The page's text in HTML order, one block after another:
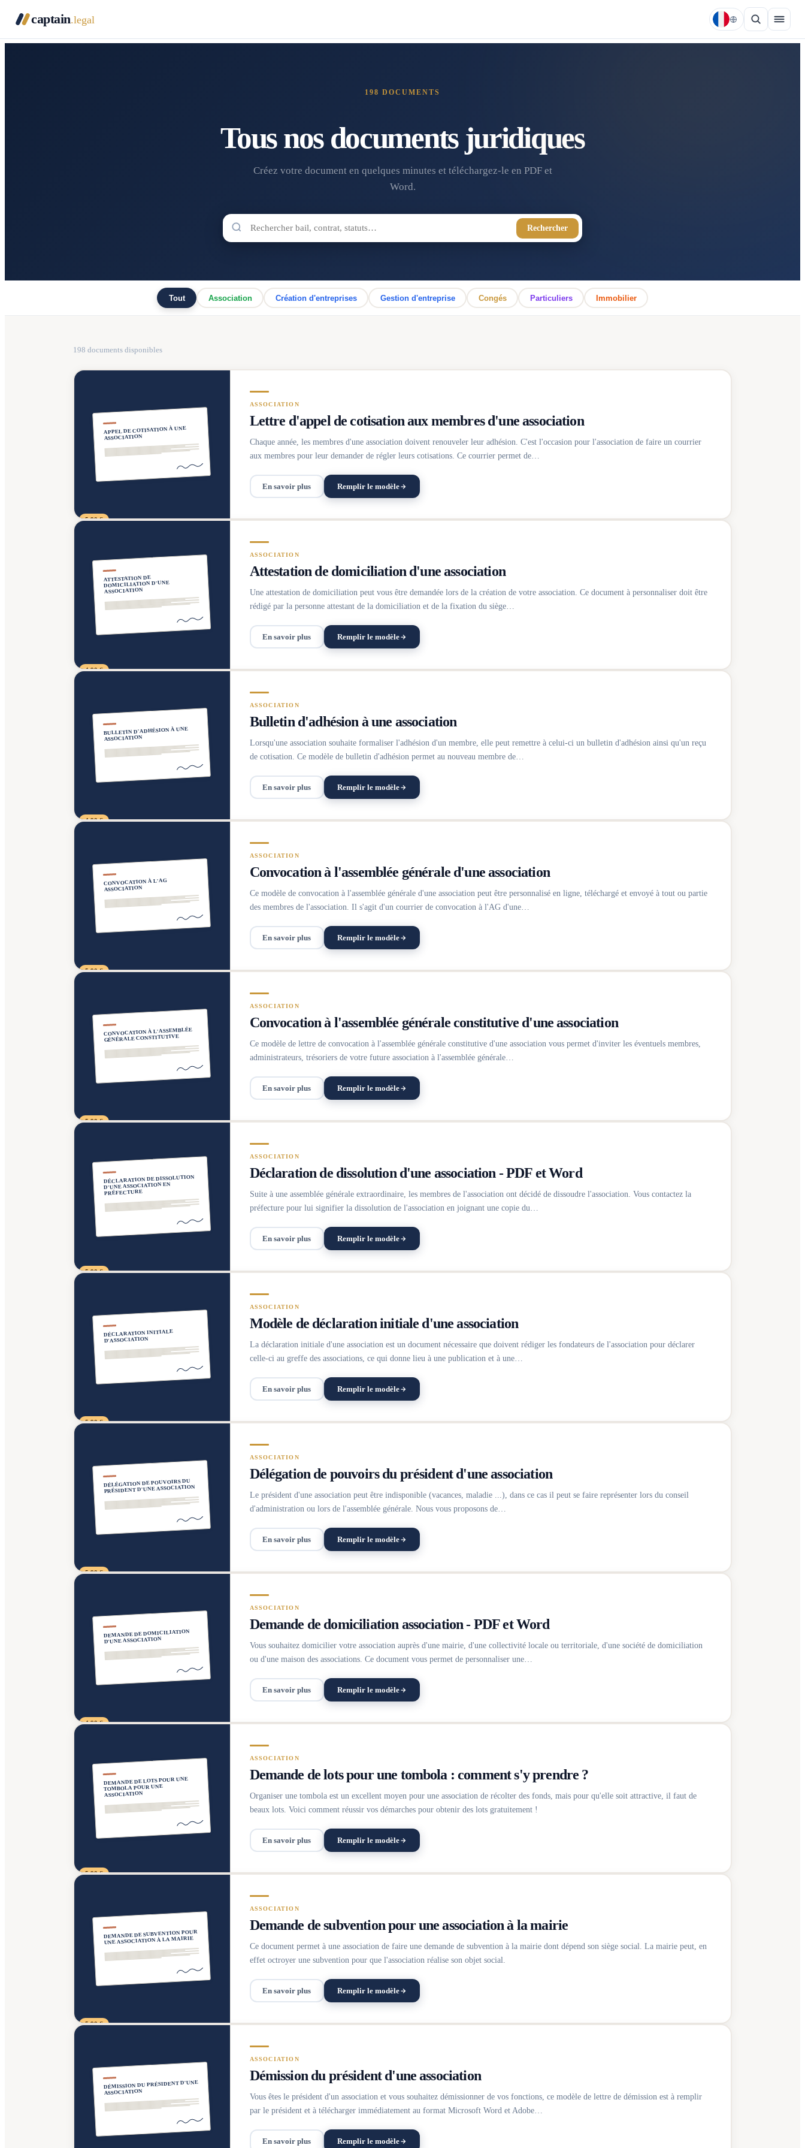
captain.legal
198 DOCUMENTS
Tous nos documents juridiques
Créez votre document en quelques minutes et téléchargez-le en PDF et
Word.
Rechercher
Tout Association Création d'entreprises Gestion d'entreprise Congés Particuliers Immobilier
198 documents disponibles
APPEL DE COTISATION À UNE
ASSOCIATION
5,90 €
ASSOCIATION
Lettre d'appel de cotisation aux membres d'une association
Chaque année, les membres d'une association doivent renouveler leur adhésion. C'est l'occasion pour l'association de faire un courrier
aux membres pour leur demander de régler leurs cotisations. Ce courrier permet de…
En savoir plus Remplir le modèle
ATTESTATION DE
DOMICILIATION D'UNE
ASSOCIATION
4,90 €
ASSOCIATION
Attestation de domiciliation d'une association
Une attestation de domiciliation peut vous être demandée lors de la création de votre association. Ce document à personnaliser doit être
rédigé par la personne attestant de la domiciliation et de la fixation du siège…
En savoir plus Remplir le modèle
BULLETIN D'ADHÉSION À UNE
ASSOCIATION
4,90 €
ASSOCIATION
Bulletin d'adhésion à une association
Lorsqu'une association souhaite formaliser l'adhésion d'un membre, elle peut remettre à celui-ci un bulletin d'adhésion ainsi qu'un reçu
de cotisation. Ce modèle de bulletin d'adhésion permet au nouveau membre de…
En savoir plus Remplir le modèle
CONVOCATION À L'AG
ASSOCIATION
5,90 €
ASSOCIATION
Convocation à l'assemblée générale d'une association
Ce modèle de convocation à l'assemblée générale d'une association peut être personnalisé en ligne, téléchargé et envoyé à tout ou partie
des membres de l'association. Il s'agit d'un courrier de convocation à l'AG d'une…
En savoir plus Remplir le modèle
CONVOCATION À L'ASSEMBLÉE
GÉNÉRALE CONSTITUTIVE
5,90 €
ASSOCIATION
Convocation à l'assemblée générale constitutive d'une association
Ce modèle de lettre de convocation à l'assemblée générale constitutive d'une association vous permet d'inviter les éventuels membres,
administrateurs, trésoriers de votre future association à l'assemblée générale…
En savoir plus Remplir le modèle
DÉCLARATION DE DISSOLUTION
D'UNE ASSOCIATION EN
PRÉFECTURE
5,90 €
ASSOCIATION
Déclaration de dissolution d'une association - PDF et Word
Suite à une assemblée générale extraordinaire, les membres de l'association ont décidé de dissoudre l'association. Vous contactez la
préfecture pour lui signifier la dissolution de l'association en joignant une copie du…
En savoir plus Remplir le modèle
DÉCLARATION INITIALE
D'ASSOCIATION
5,90 €
ASSOCIATION
Modèle de déclaration initiale d'une association
La déclaration initiale d'une association est un document nécessaire que doivent rédiger les fondateurs de l'association pour déclarer
celle-ci au greffe des associations, ce qui donne lieu à une publication et à une…
En savoir plus Remplir le modèle
DÉLÉGATION DE POUVOIRS DU
PRÉSIDENT D'UNE ASSOCIATION
5,90 €
ASSOCIATION
Délégation de pouvoirs du président d'une association
Le président d'une association peut être indisponible (vacances, maladie ...), dans ce cas il peut se faire représenter lors du conseil
d'administration ou lors de l'assemblée générale. Nous vous proposons de…
En savoir plus Remplir le modèle
DEMANDE DE DOMICILIATION
D'UNE ASSOCIATION
4,90 €
ASSOCIATION
Demande de domiciliation association - PDF et Word
Vous souhaitez domicilier votre association auprès d'une mairie, d'une collectivité locale ou territoriale, d'une société de domiciliation
ou d'une maison des associations. Ce document vous permet de personnaliser une…
En savoir plus Remplir le modèle
DEMANDE DE LOTS POUR UNE
TOMBOLA POUR UNE
ASSOCIATION
5,90 €
ASSOCIATION
Demande de lots pour une tombola : comment s'y prendre ?
Organiser une tombola est un excellent moyen pour une association de récolter des fonds, mais pour qu'elle soit attractive, il faut de
beaux lots. Voici comment réussir vos démarches pour obtenir des lots gratuitement !
En savoir plus Remplir le modèle
DEMANDE DE SUBVENTION POUR
UNE ASSOCIATION À LA MAIRIE
5,90 €
ASSOCIATION
Demande de subvention pour une association à la mairie
Ce document permet à une association de faire une demande de subvention à la mairie dont dépend son siège social. La mairie peut, en
effet octroyer une subvention pour que l'association réalise son objet social.
En savoir plus Remplir le modèle
DÉMISSION DU PRÉSIDENT D'UNE
ASSOCIATION
ASSOCIATION
Démission du président d'une association
Vous êtes le président d'un association et vous souhaitez démissionner de vos fonctions, ce modèle de lettre de démission est à remplir
par le président et à télécharger immédiatement au format Microsoft Word et Adobe…
En savoir plus Remplir le modèle